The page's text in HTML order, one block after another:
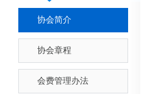
协会简介
协会章程
会费管理办法